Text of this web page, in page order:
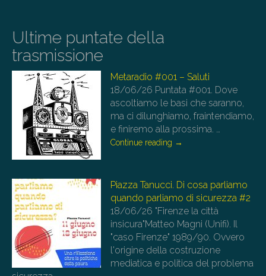
Ultime puntate della
trasmissione
Metaradio #001 – Saluti
18/06/26 Puntata #001. Dove
ascoltiamo le basi che saranno,
ma ci dilunghiamo, fraintendiamo,
e finiremo alla prossima. …
Continue reading →
Piazza Tanucci. Di cosa parliamo
quando parliamo di sicurezza #2
18/06/26 "Firenze la città
insicura"Matteo Magni (Unifi). Il
"caso Firenze" 1989/90. Ovvero
l'origine della costruzione
mediatica e politica del problema